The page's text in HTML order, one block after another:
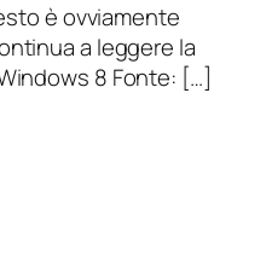
è ovviamente
a leggere la
8 Fonte: […]